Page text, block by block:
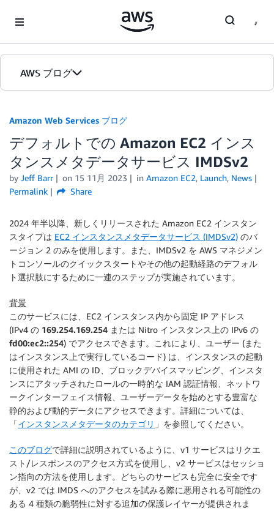
AWS ブログ
カテゴリ
エディション
Amazon Web Services ブログ
デフォルトでの Amazon EC2 インス
タンスメタデータサービス IMDSv2
by Jeff Barr on 15 11月 2023 in Amazon EC2, Launch, News
Permalink
Share
2024 年半以降、新しくリリースされた Amazon EC2 インスタン
スタイプは EC2 インスタンスメタデータサービス (IMDSv2) のバ
ージョン 2 のみを使用します。また、IMDSv2 を AWS マネジメン
トコンソールのクイックスタートやその他の起動経路のデフォル
ト選択肢にするために一連のステップが実施されています。
背景
このサービスには、EC2 インスタンス内から固定 IP アドレス
(IPv4 の 169.254.169.254 または Nitro インスタンス上の IPv6 の
fd00:ec2::254) でアクセスできます。これにより、ユーザー (また
はインスタンス上で実行しているコード) は、インスタンスの起動
に使用された AMI の ID、ブロックデバイスマッピング、インスタ
ンスにアタッチされたロールの一時的な IAM 認証情報、ネットワ
ークインターフェイス情報、ユーザーデータを始めとする豊富な
静的および動的データにアクセスできます。詳細については、
「インスタンスメタデータのカテゴリ 」を参照してください。
このブログで詳細に説明されているように、v1 サービスはリクエ
スト/レスポンスのアクセス方式を使用し、v2 サービスはセッショ
ン指向の方法を使用します。どちらのサービスも完全に安全です
が、v2 では IMDS へのアクセスを試みる際に悪用される可能性の
ある 4 種類の脆弱性に対する追加の保護レイヤーが提供されま